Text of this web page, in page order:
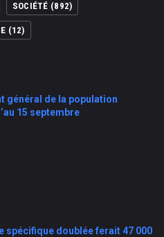
SOCIÉTÉ (892)
(12)
général de la population
15 septembre
spécifique doublée ferait 47 000